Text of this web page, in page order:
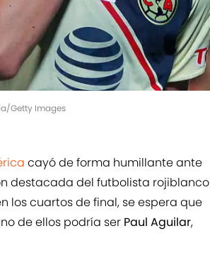
Getty Images
cayó de forma humillante ante
destacada del futbolista rojiblanco
los cuartos de final, se espera que
de ellos podría ser Paul Aguilar,